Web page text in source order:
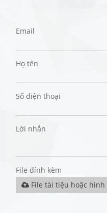
Email
Họ tên
Số điện thoại
Lời nhắn
File đính kèm
File tài tiệu hoặc